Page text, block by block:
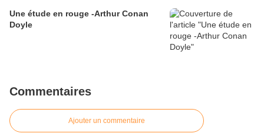
Une étude en rouge -Arthur Conan
Doyle
Commentaires
Ajouter un commentaire